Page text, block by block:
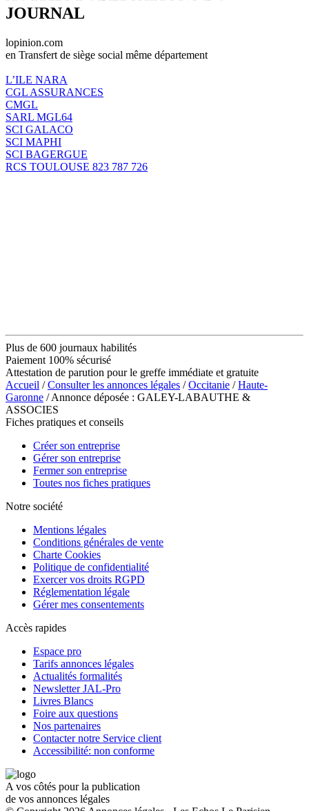
JOURNAL
lopinion.com
en Transfert de siège social même département
L’ILE NARA
CGL ASSURANCES
CMGL
SARL MGL64
SCI GALACO
SCI MAPHI
SCI BAGERGUE
RCS TOULOUSE 823 787 726
Plus de 600 journaux habilités
Paiement 100% sécurisé
Attestation de parution pour le greffe immédiate et gratuite
Accueil /Consulter les annonces légales /Occitanie /Haute-
Garonne / Annonce déposée : GALEY-LABAUTHE &
ASSOCIES
Fiches pratiques et conseils
Créer son entreprise
Gérer son entreprise
Fermer son entreprise
Toutes nos fiches pratiques
Notre société
Mentions légales
Conditions générales de vente
Charte Cookies
Politique de confidentialité
Exercer vos droits RGPD
Réglementation légale
Gérer mes consentements
Accès rapides
Espace pro
Tarifs annonces légales
Actualités formalités
Newsletter JAL-Pro
Livres Blancs
Foire aux questions
Nos partenaires
Contacter notre Service client
Accessibilité: non conforme
A vos côtés pour la publication
de vos annonces légales